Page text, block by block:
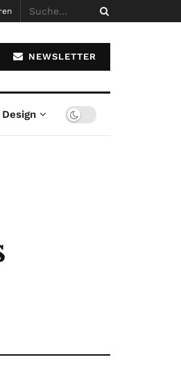
NEWSLETTER